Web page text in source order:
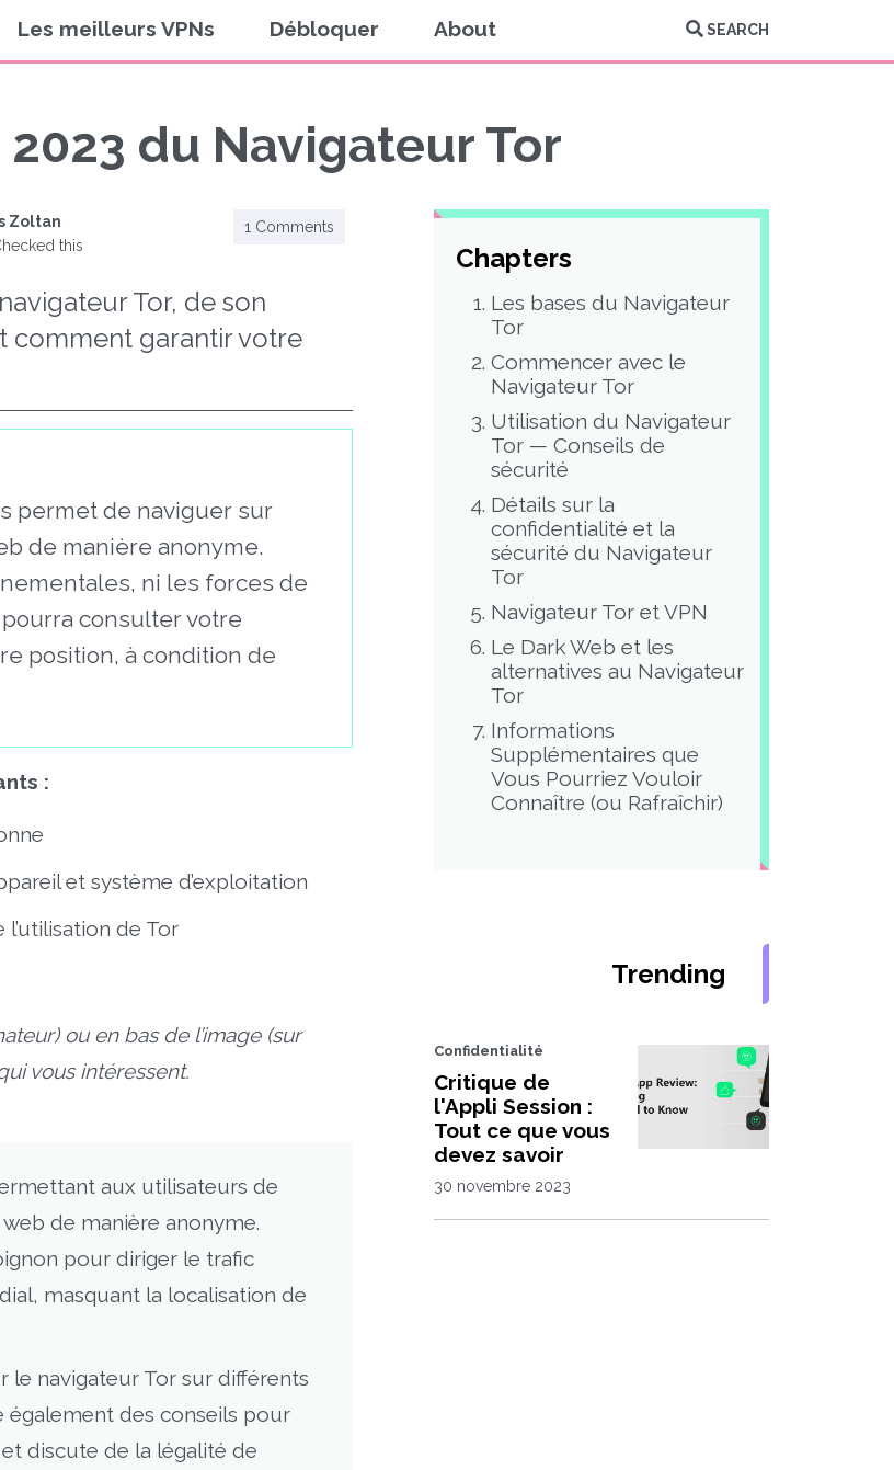
Les meilleurs VPNs Débloquer About SEARCH
du Navigateur Tor
Zoltan
this
1 Comments
Tor, de son
comment garantir votre
permet de naviguer sur
de manière anonyme.
ni les forces de
consulter votre
position, à condition de
:
et système d’exploitation
de Tor
ou en bas de l’image (sur
vous intéressent.
aux utilisateurs de
de manière anonyme.
pour diriger le trafic
masquant la localisation de
le navigateur Tor sur différents
également des conseils pour
discute de la légalité de
Chapters
Les bases du Navigateur
Tor
Commencer avec le
Navigateur Tor
Utilisation du Navigateur
Tor — Conseils de
sécurité
Détails sur la
confidentialité et la
sécurité du Navigateur
Tor
Navigateur Tor et VPN
Le Dark Web et les
alternatives au Navigateur
Tor
Informations
Supplémentaires que
Vous Pourriez Vouloir
Connaître (ou Rafraîchir)
Trending
Confidentialité
Critique de
l'Appli Session :
Tout ce que vous
devez savoir
30 novembre 2023